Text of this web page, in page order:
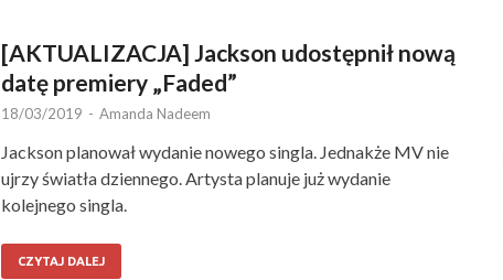
[AKTUALIZACJA] Jackson udostępnił nową
datę premiery „Faded”
18/03/2019 - Amanda Nadeem
Jackson planował wydanie nowego singla. Jednakże MV nie
ujrzy światła dziennego. Artysta planuje już wydanie
kolejnego singla.
CZYTAJ DALEJ